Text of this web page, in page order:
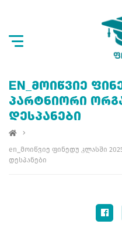
EN_ᲛᲝᲘᲬᲕᲘᲔ
ᲞᲐᲠᲢᲜᲘᲝᲠᲘ
ᲓᲔᲡᲞᲐᲜᲔᲑᲘ
en_მოიწვიე ფინედუ კლასში
დესპანები